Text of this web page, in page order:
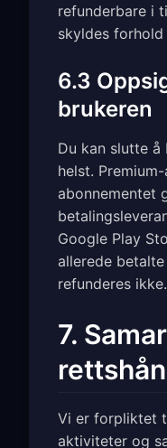
refunderbare i
skyldes
6.3
brukeren
Du kan slutte å
helst.
abonnementet
Google Play
allerede
refunderes ikke.
7.
Vi er forpliktet
aktiviteter og